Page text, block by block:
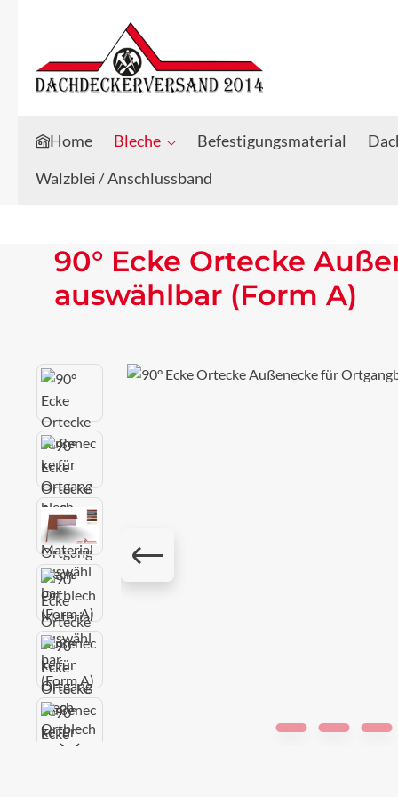
Zum Hauptinhalt springen
Zur Suche springen
Home Bleche Befestigungsmaterial
Walzblei / Anschlussband
90° Ecke Ortecke
auswählbar (Form A)
Bildergalerie überspringen